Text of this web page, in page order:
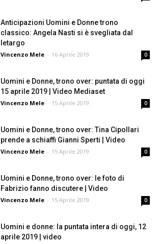
Anticipazioni Uomini e Donne trono
classico: Angela Nasti si è svegliata dal
letargo
Vincenzo Mele - 16 Aprile 2019 0
Uomini e Donne, trono over: puntata di oggi
15 aprile 2019 | Video Mediaset
Vincenzo Mele - 15 Aprile 2019 0
Uomini e Donne, trono over: Tina Cipollari
prende a schiaffi Gianni Sperti | Video
Vincenzo Mele - 15 Aprile 2019 0
Uomini e Donne, trono over: le foto di
Fabrizio fanno discutere | Video
Vincenzo Mele - 15 Aprile 2019 0
Uomini e donne: la puntata intera di oggi, 12
aprile 2019 | video